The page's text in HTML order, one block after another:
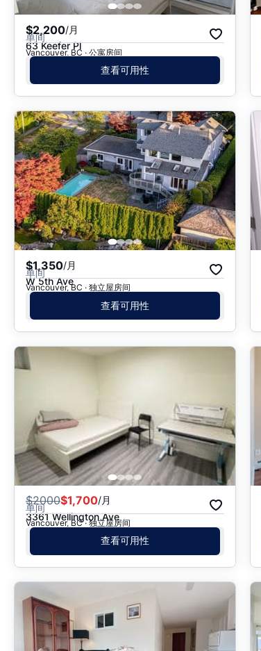
$2,200/月
单间
63 Keefer Pl
Vancouver, BC · 公寓房间
查看可用性
$1,350/月
单间
W 5th Ave
Vancouver, BC · 独立屋房间
查看可用性
$2000$1,700/月
单间
3361 Wellington Ave
Vancouver, BC · 独立屋房间
查看可用性